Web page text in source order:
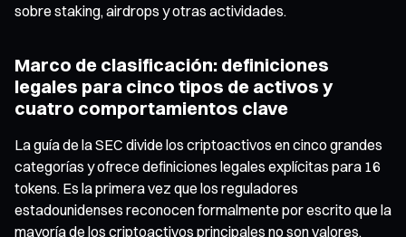
sobre staking, airdrops y otras actividades.
Marco de clasificación: definiciones
legales para cinco tipos de activos y
cuatro comportamientos clave
La guía de la SEC divide los criptoactivos en cinco grandes
categorías y ofrece definiciones legales explícitas para 16
tokens. Es la primera vez que los reguladores
estadounidenses reconocen formalmente por escrito que la
mayoría de los criptoactivos principales no son valores.